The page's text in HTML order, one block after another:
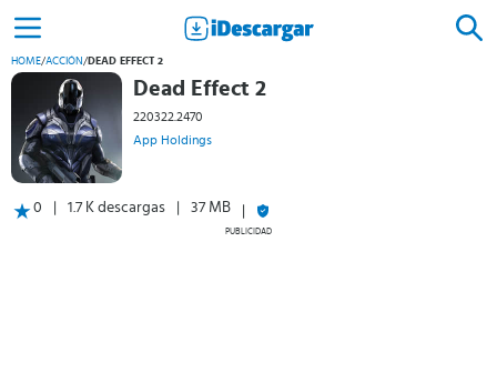
HOME/ACCIÓN/ DEAD EFFECT 2
Dead Effect 2
220322.2470
App Holdings
0 1.7 K descargas 37 MB
PUBLICIDAD